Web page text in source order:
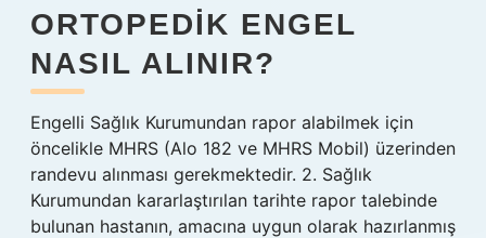
ORTOPEDIK ENGEL
NASIL ALINIR?
Engelli Sağlık Kurumundan rapor alabilmek için
öncelikle MHRS (Alo 182 ve MHRS Mobil) üzerinden
randevu alınması gerekmektedir. 2. Sağlık
Kurumundan kararlaştırılan tarihte rapor talebinde
bulunan hastanın, amacına uygun olarak hazırlanmış